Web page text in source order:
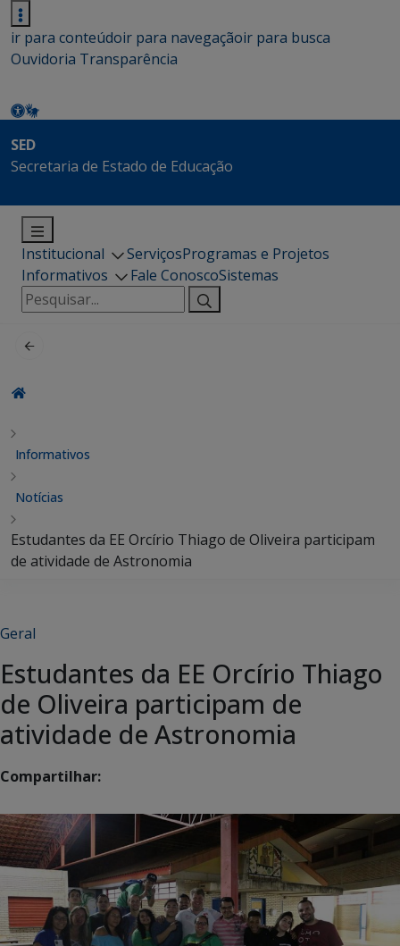
ir para conteúdoir para navegaçãoir para busca
Ouvidoria Transparência
SED
Secretaria de Estado de Educação
Institucional ServiçosProgramas e Projetos
Informativos
Fale ConoscoSistemas
Pesquisar
por:
Informativos
Notícias
Estudantes da EE Orcírio Thiago de Oliveira participam
de atividade de Astronomia
Geral
Estudantes da EE Orcírio Thiago
de Oliveira participam de
atividade de Astronomia
Compartilhar: